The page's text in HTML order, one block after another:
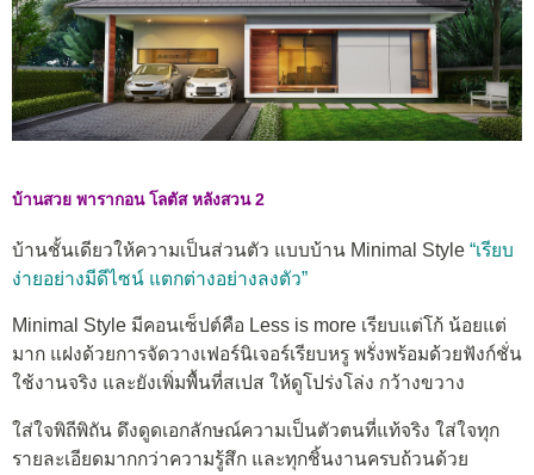
บ้านสวย พารากอน โลตัส หลังสวน 2
บ้านชั้นเดียวให้ความเป็นส่วนตัว แบบบ้าน Minimal Style “เรียบ
ง่ายอย่างมีดีไซน์ แตกต่างอย่างลงตัว”
Minimal Style มีคอนเซ็ปต์คือ Less is more เรียบแต่โก้ น้อยแต่
มาก แฝงด้วยการจัดวางเฟอร์นิเจอร์เรียบหรู พรั่งพร้อมด้วยฟังก์ชั่น
ใช้งานจริง และยังเพิ่มพื้นที่สเปส ให้ดูโปร่งโล่ง กว้างขวาง
ใส่ใจพิถีพิถัน ดึงดูดเอกลักษณ์ความเป็นตัวตนที่แท้จริง ใส่ใจทุก
รายละเอียดมากกว่าความรู้สึก และทุกชิ้นงานครบถ้วนด้วย